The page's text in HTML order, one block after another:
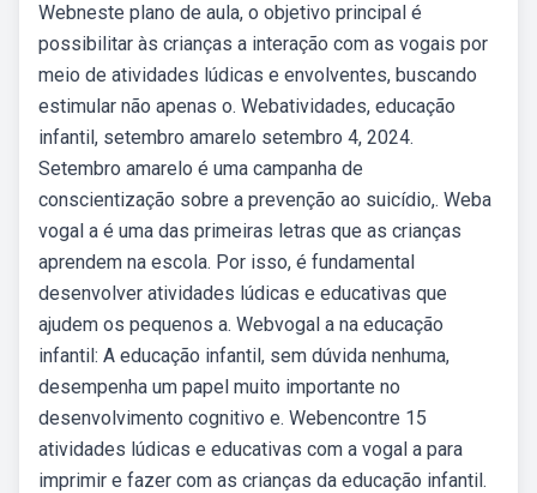
Webneste plano de aula, o objetivo principal é
possibilitar às crianças a interação com as vogais por
meio de atividades lúdicas e envolventes, buscando
estimular não apenas o. Webatividades, educação
infantil, setembro amarelo setembro 4, 2024.
Setembro amarelo é uma campanha de
conscientização sobre a prevenção ao suicídio,. Weba
vogal a é uma das primeiras letras que as crianças
aprendem na escola. Por isso, é fundamental
desenvolver atividades lúdicas e educativas que
ajudem os pequenos a. Webvogal a na educação
infantil: A educação infantil, sem dúvida nenhuma,
desempenha um papel muito importante no
desenvolvimento cognitivo e. Webencontre 15
atividades lúdicas e educativas com a vogal a para
imprimir e fazer com as crianças da educação infantil.